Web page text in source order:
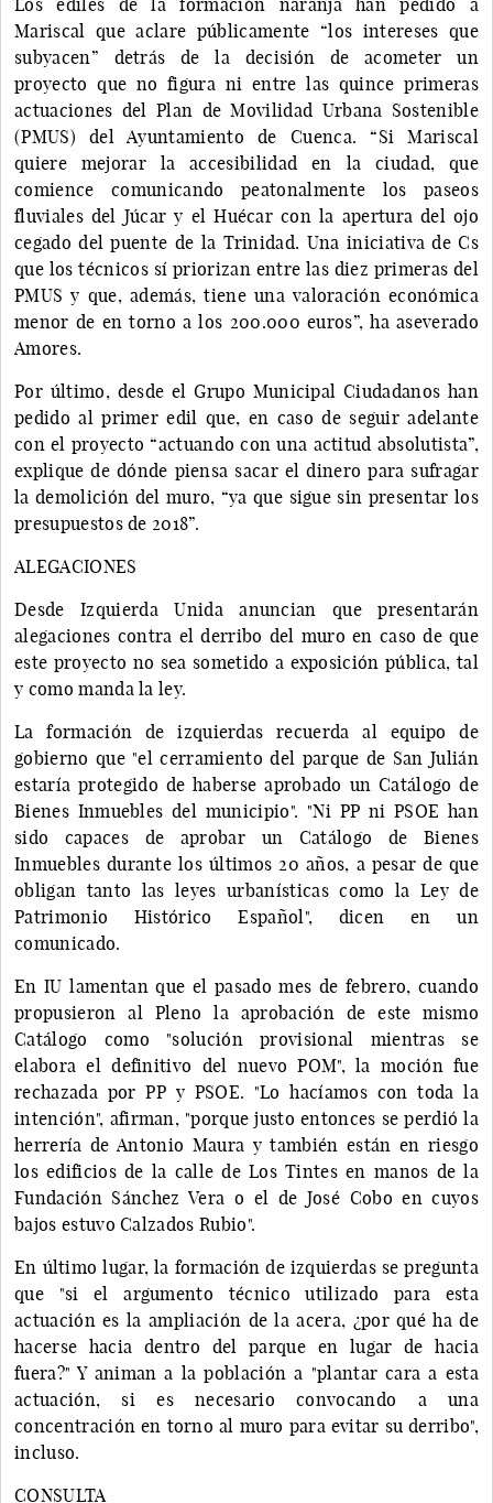
Mariscal que aclare públicamente “los intereses que
subyacen” detrás de la decisión de acometer un
proyecto que no figura ni entre las quince primeras
actuaciones del Plan de Movilidad Urbana Sostenible
(PMUS) del Ayuntamiento de Cuenca. “Si Mariscal
quiere mejorar la accesibilidad en la ciudad, que
comience comunicando peatonalmente los paseos
fluviales del Júcar y el Huécar con la apertura del ojo
cegado del puente de la Trinidad. Una iniciativa de Cs
que los técnicos sí priorizan entre las diez primeras del
PMUS y que, además, tiene una valoración económica
menor de en torno a los 200.000 euros”, ha aseverado
Amores.
Por último, desde el Grupo Municipal Ciudadanos han
pedido al primer edil que, en caso de seguir adelante
con el proyecto “actuando con una actitud absolutista”,
explique de dónde piensa sacar el dinero para sufragar
la demolición del muro, “ya que sigue sin presentar los
presupuestos de 2018”.
ALEGACIONES
Desde Izquierda Unida anuncian que presentarán
alegaciones contra el derribo del muro en caso de que
este proyecto no sea sometido a exposición pública, tal
y como manda la ley.
La formación de izquierdas recuerda al equipo de
gobierno que "el cerramiento del parque de San Julián
estaría protegido de haberse aprobado un Catálogo de
Bienes Inmuebles del municipio". "Ni PP ni PSOE han
sido capaces de aprobar un Catálogo de Bienes
Inmuebles durante los últimos 20 años, a pesar de que
obligan tanto las leyes urbanísticas como la Ley de
Patrimonio Histórico Español", dicen en un
comunicado.
En IU lamentan que el pasado mes de febrero, cuando
propusieron al Pleno la aprobación de este mismo
Catálogo como "solución provisional mientras se
elabora el definitivo del nuevo POM", la moción fue
rechazada por PP y PSOE. "Lo hacíamos con toda la
intención", afirman, "porque justo entonces se perdió la
herrería de Antonio Maura y también están en riesgo
los edificios de la calle de Los Tintes en manos de la
Fundación Sánchez Vera o el de José Cobo en cuyos
bajos estuvo Calzados Rubio".
En último lugar, la formación de izquierdas se pregunta
que "si el argumento técnico utilizado para esta
actuación es la ampliación de la acera, ¿por qué ha de
hacerse hacia dentro del parque en lugar de hacia
fuera?" Y animan a la población a "plantar cara a esta
actuación, si es necesario convocando a una
concentración en torno al muro para evitar su derribo",
incluso.
CONSULTA